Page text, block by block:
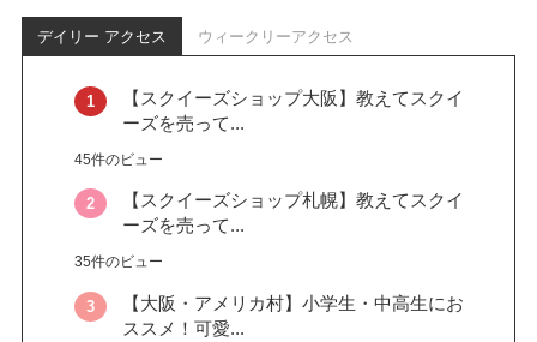
デイリー アクセス ウィークリーアクセス
【スクイーズショップ大阪】教えてスクイ
ーズを売って...
45件のビュー
【スクイーズショップ札幌】教えてスクイ
ーズを売って...
35件のビュー
【大阪・アメリカ村】小学生・中高生にお
ススメ！可愛...